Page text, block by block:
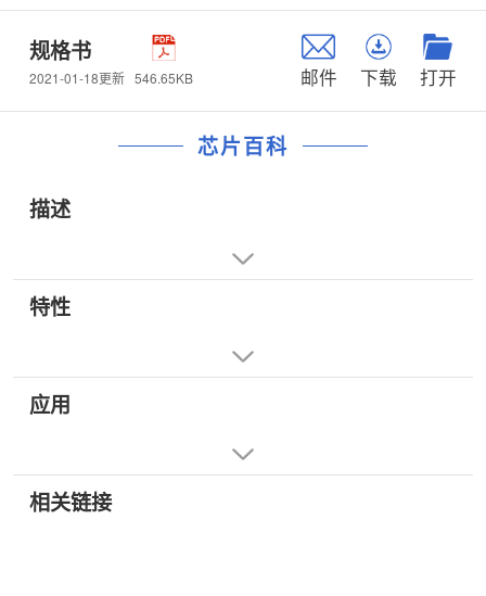
规格书
2021-01-18更新 546.65KB 邮件 下载 打开
芯片百科
描述
特性
应用
相关链接